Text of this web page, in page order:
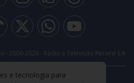
- 2009-2026- Rádio e Televisão Record S.A
CONOSCO PRIVACIDADE
e tecnologia para